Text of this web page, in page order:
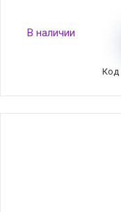
Набор для
В наличии
Код